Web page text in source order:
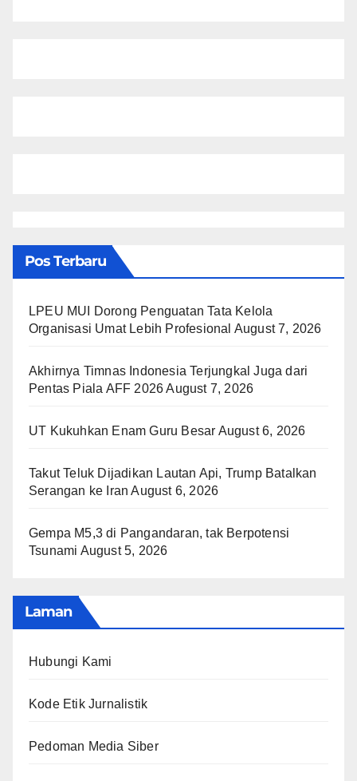
Pos Terbaru
LPEU MUI Dorong Penguatan Tata Kelola
Organisasi Umat Lebih Profesional August 7, 2026
Akhirnya Timnas Indonesia Terjungkal Juga dari
Pentas Piala AFF 2026 August 7, 2026
UT Kukuhkan Enam Guru Besar August 6, 2026
Takut Teluk Dijadikan Lautan Api, Trump Batalkan
Serangan ke Iran August 6, 2026
Gempa M5,3 di Pangandaran, tak Berpotensi
Tsunami August 5, 2026
Laman
Hubungi Kami
Kode Etik Jurnalistik
Pedoman Media Siber